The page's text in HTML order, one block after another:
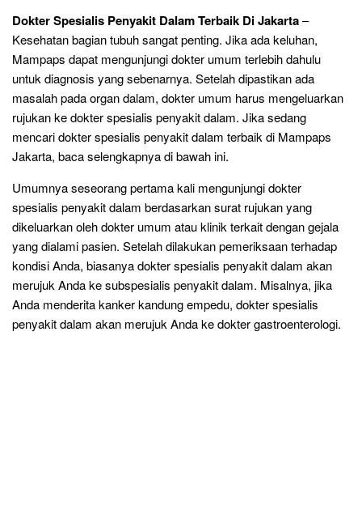
Dokter Spesialis Penyakit Dalam Terbaik Di Jakarta–
Kesehatan bagian tubuh sangat penting. Jika ada keluhan,
Mampaps dapat mengunjungi dokter umum terlebih dahulu
untuk diagnosis yang sebenarnya. Setelah dipastikan ada
masalah pada organ dalam, dokter umum harus mengeluarkan
rujukan ke dokter spesialis penyakit dalam. Jika sedang
mencari dokter spesialis penyakit dalam terbaik di Mampaps
Jakarta, baca selengkapnya di bawah ini.
Umumnya seseorang pertama kali mengunjungi dokter
spesialis penyakit dalam berdasarkan surat rujukan yang
dikeluarkan oleh dokter umum atau klinik terkait dengan gejala
yang dialami pasien. Setelah dilakukan pemeriksaan terhadap
kondisi Anda, biasanya dokter spesialis penyakit dalam akan
merujuk Anda ke subspesialis penyakit dalam. Misalnya, jika
Anda menderita kanker kandung empedu, dokter spesialis
penyakit dalam akan merujuk Anda ke dokter gastroenterologi.